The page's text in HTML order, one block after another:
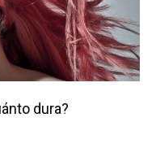
dura?